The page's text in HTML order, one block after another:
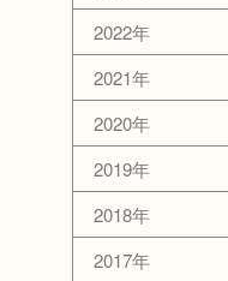
2022年
2021年
2020年
2019年
2018年
2017年